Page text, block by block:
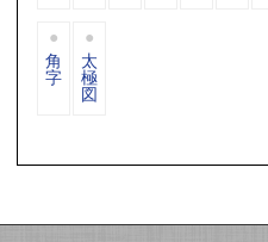
角
字
太
極
図